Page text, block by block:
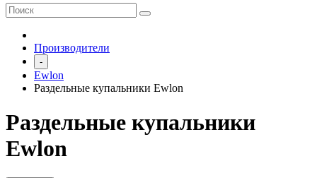
Производители
-
Ewlon
Раздельные купальники Ewlon
Раздельные купальники
Ewlon